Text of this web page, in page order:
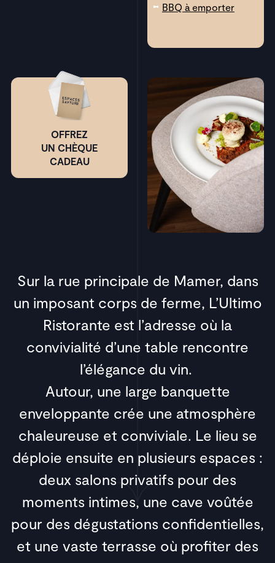
BBQ à emporter
OFFREZ
UN CHÈQUE
CADEAU
Sur la rue principale de Mamer, dans
un imposant corps de ferme, L’Ultimo
Ristorante est l’adresse où la
convivialité d’une table rencontre
l’élégance du vin.
Autour, une large banquette
enveloppante crée une atmosphère
chaleureuse et conviviale. Le lieu se
déploie ensuite en plusieurs espaces :
deux salons privatifs pour des
moments intimes, une cave voûtée
pour des dégustations confidentielles,
et une vaste terrasse où profiter des